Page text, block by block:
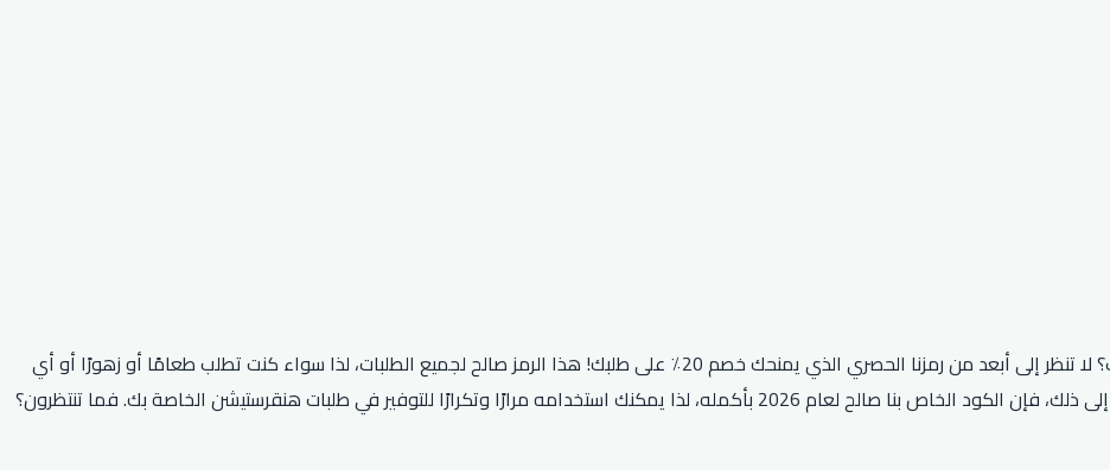
هل تبحث عن رمز خصم Hungerstation يعمل على جميع الطلبات؟ لا تنظر إلى أبعد من رمزنا الحصري الذي يمنحك خصم 20٪ على طلبك! هذا الرمز صالح لجميع الطلبات، لذا سواء كنت تطلب طعامًا أو زهورًا أو أي
شيء آخر من هنقرستيشن، فستتمكن من توفير الكثير. بالإضافة إلى ذلك، فإن الكود الخاص بنا صالح لعام 2026 بأكمله، لذا يمكنك استخدامه مرارًا وتكرارًا للتوفير في طلبات هنقرستيشن الخاصة بك. فما تنتظرون؟